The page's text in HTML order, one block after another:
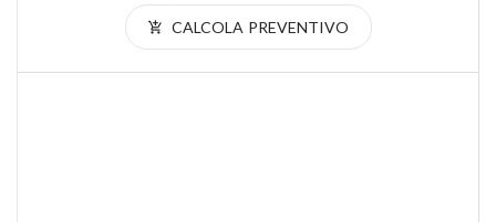
CALCOLA PREVENTIVO